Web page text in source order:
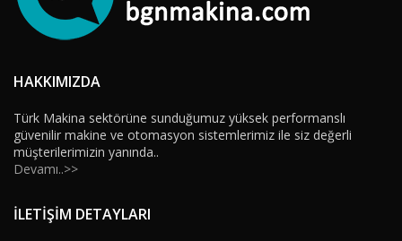
HAKKIMIZDA
Türk Makina sektörüne sunduğumuz yüksek performanslı
güvenilir makine ve otomasyon sistemlerimiz ile siz değerli
müşterilerimizin yanında..
Devamı..>>
İLETİŞİM DETAYLARI